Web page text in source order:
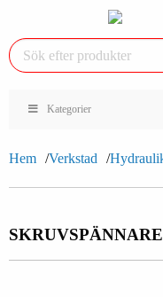
Kategorier
Hem Verkstad